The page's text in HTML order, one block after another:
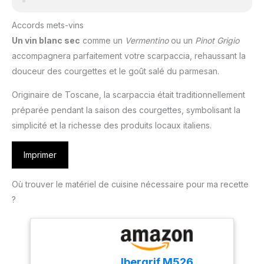
Accords mets-vins
Un vin blanc sec comme un Vermentinoou un Pinot Grigio
accompagnera parfaitement votre scarpaccia, rehaussant la
douceur des courgettes et le goût salé du parmesan.
Originaire de Toscane, la scarpaccia était traditionnellement
préparée pendant la saison des courgettes, symbolisant la
simplicité et la richesse des produits locaux italiens.
Imprimer
Où trouver le matériel de cuisine nécessaire pour ma recette
?